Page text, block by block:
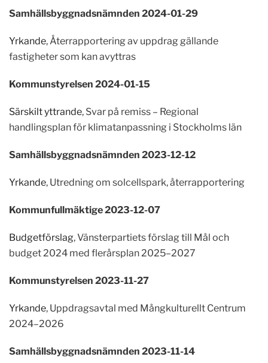
Samhällsbyggnadsnämnden 2024-01-29
Yrkande, Återrapportering av uppdrag gällande
fastigheter som kan avyttras
Kommunstyrelsen 2024-01-15
Särskilt yttrande, Svar på remiss – Regional
handlingsplan för klimatanpassning i Stockholms län
Samhällsbyggnadsnämnden 2023-12-12
Yrkande, Utredning om solcellspark, återrapportering
Kommunfullmäktige 2023-12-07
Budgetförslag, Vänsterpartiets förslag till Mål och
budget 2024 med flerårsplan 2025–2027
Kommunstyrelsen 2023-11-27
Yrkande, Uppdragsavtal med Mångkulturellt Centrum
2024–2026
Samhällsbyggnadsnämnden 2023-11-14